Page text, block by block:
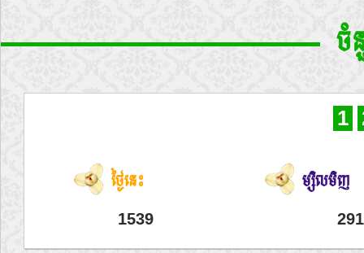
ចំ
1
ថ្ងៃនេះ
1539
ម្សិលមិញ